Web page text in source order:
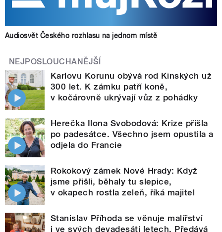
Audiosvět Českého rozhlasu na jednom místě
NEJPOSLOUCHANĚJŠÍ
Karlovu Korunu obývá rod Kinských už
300 let. K zámku patří koně,
v kočárovně ukrývají vůz z pohádky
Herečka Ilona Svobodová: Krize přišla
po padesátce. Všechno jsem opustila a
odjela do Francie
Rokokový zámek Nové Hrady: Když
jsme přišli, běhaly tu slepice,
v okapech rostla zeleň, říká majitel
Stanislav Příhoda se věnuje malířství
i ve svých devadesáti letech. Předává